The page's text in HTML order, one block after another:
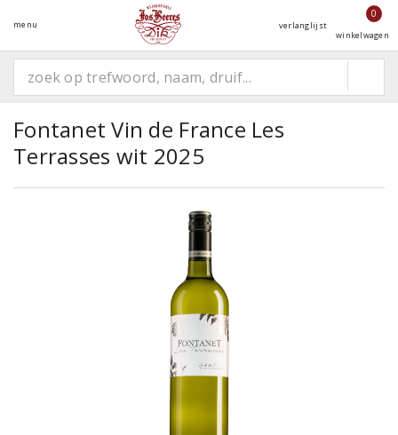
menu verlanglijst
0
winkelwagen
Fontanet Vin de France Les
Terrasses wit 2025